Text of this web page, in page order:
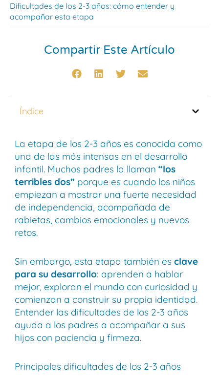
Dificultades de los 2-3 años: cómo entender y
acompañar esta etapa
Compartir Este Artículo
Índice
La etapa de los 2-3 años es conocida como
una de las más intensas en el desarrollo
infantil. Muchos padres la llaman “los
terribles dos” porque es cuando los niños
empiezan a mostrar una fuerte necesidad
de independencia, acompañada de
rabietas, cambios emocionales y nuevos
retos.
Sin embargo, esta etapa también es clave
para su desarrollo: aprenden a hablar
mejor, exploran el mundo con curiosidad y
comienzan a construir su propia identidad.
Entender las dificultades de los 2-3 años
ayuda a los padres a acompañar a sus
hijos con paciencia y firmeza.
Principales dificultades de los 2-3 años